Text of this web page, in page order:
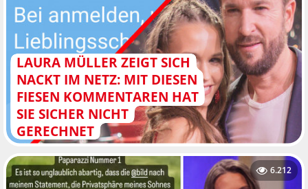
LAURA MÜLLER ZEIGT SICH
NACKT IM NETZ: MIT DIESEN
FIESEN KOMMENTAREN HAT
SIE SICHER NICHT
GERECHNET
6.212